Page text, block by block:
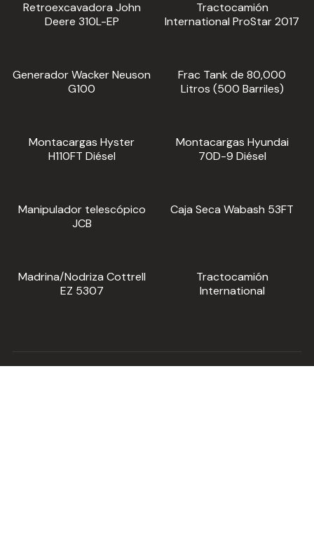
Retroexcavadora John
Deere 310L-EP
Tractocamión
International ProStar 2017
Generador Wacker Neuson
G100
Frac Tank de 80,000
Litros (500 Barriles)
Montacargas Hyster
H110FT Diésel
Montacargas Hyundai
70D-9 Diésel
Manipulador telescópico
JCB
Caja Seca Wabash 53FT
Madrina/Nodriza Cottrell
EZ 5307
Tractocamión
International